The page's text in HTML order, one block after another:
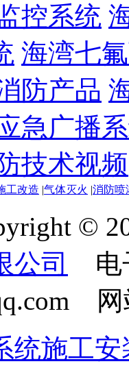
控系统
海湾七
防产品
急广播
技术视频
工改造 |气体灭火 |消防喷
©
公司
电
统施工